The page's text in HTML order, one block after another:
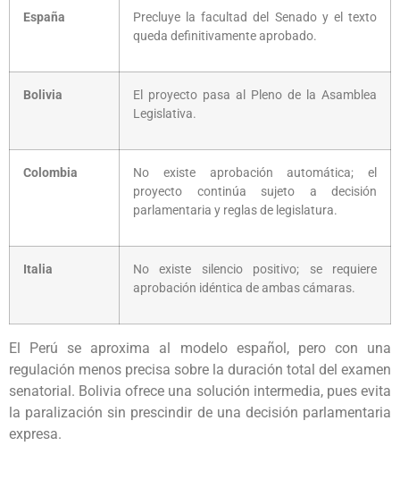
España
Precluye la facultad del Senado y el texto
queda definitivamente aprobado.
Bolivia
El proyecto pasa al Pleno de la Asamblea
Legislativa.
Colombia
No existe aprobación automática; el
proyecto continúa sujeto a decisión
parlamentaria y reglas de legislatura.
Italia
No existe silencio positivo; se requiere
aprobación idéntica de ambas cámaras.
El Perú se aproxima al modelo español, pero con una
regulación menos precisa sobre la duración total del examen
senatorial. Bolivia ofrece una solución intermedia, pues evita
la paralización sin prescindir de una decisión parlamentaria
expresa.